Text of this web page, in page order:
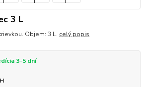
3 L
Objem: 3 L. celý popis
3-5 dní